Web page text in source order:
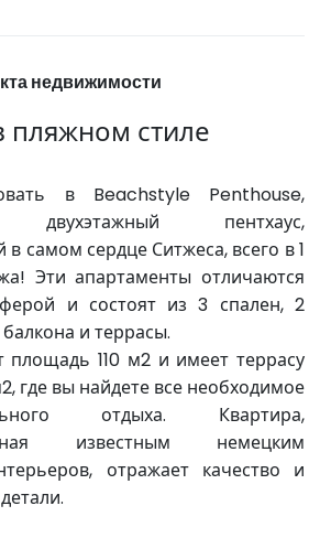
недвижимости
пляжном стиле
в Beachstyle Penthouse,
двухэтажный пентхаус,
самом сердце Ситжеса, всего в 1
Эти апартаменты отличаются
и состоят из 3 спален, 2
и террасы.
площадь 110 м2 и имеет террасу
где вы найдете все необходимое
отдыха. Квартира,
известным немецким
отражает качество и